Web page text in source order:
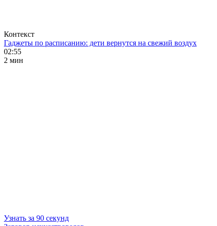
Контекст
Гаджеты по расписанию: дети вернутся на свежий воздух
02:55
2 мин
Узнать за 90 секунд